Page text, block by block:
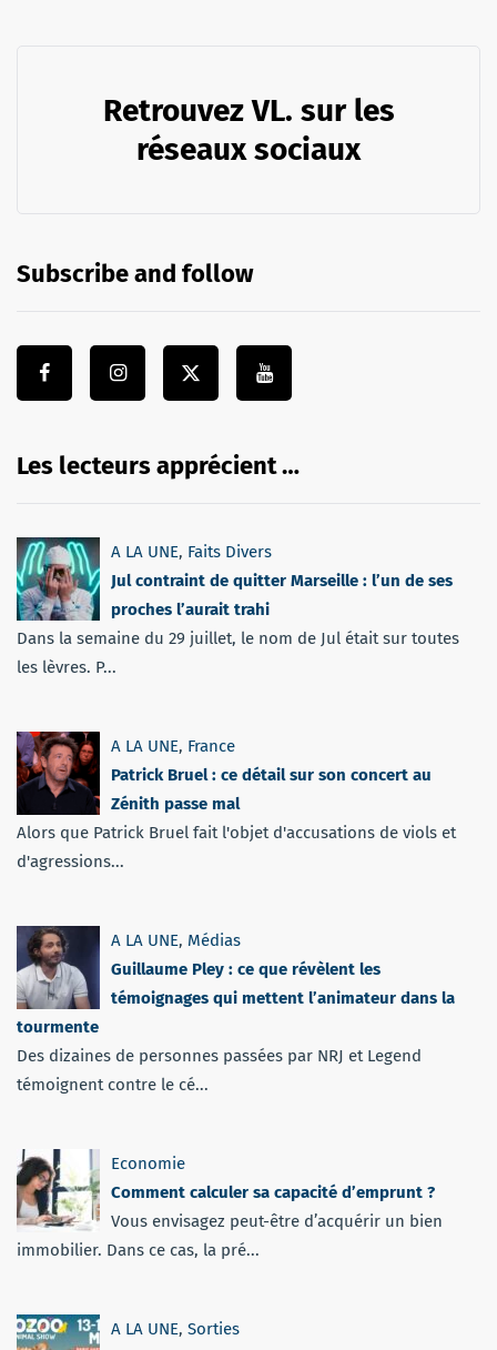
Retrouvez VL. sur les
réseaux sociaux
Subscribe and follow
Les lecteurs apprécient …
A LA UNE, Faits Divers
Jul contraint de quitter Marseille : l’un de ses
proches l’aurait trahi
Dans la semaine du 29 juillet, le nom de Jul était sur toutes
les lèvres. P...
A LA UNE, France
Patrick Bruel : ce détail sur son concert au
Zénith passe mal
Alors que Patrick Bruel fait l'objet d'accusations de viols et
d'agressions...
A LA UNE, Médias
Guillaume Pley : ce que révèlent les
témoignages qui mettent l’animateur dans la
tourmente
Des dizaines de personnes passées par NRJ et Legend
témoignent contre le cé...
Economie
Comment calculer sa capacité d’emprunt ?
Vous envisagez peut-être d’acquérir un bien
immobilier. Dans ce cas, la pré...
A LA UNE, Sorties